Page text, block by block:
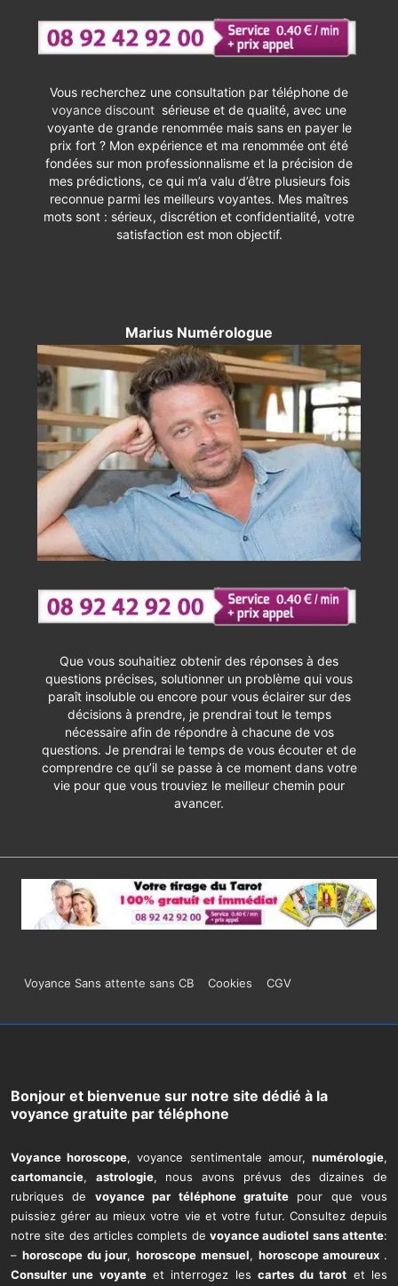
Vous recherchez une consultation par téléphone de
voyance discount sérieuse et de qualité, avec une
voyante de grande renommée mais sans en payer le
prix fort ? Mon expérience et ma renommée ont été
fondées sur mon professionnalisme et la précision de
mes prédictions, ce qui m’a valu d’être plusieurs fois
reconnue parmi les meilleurs voyantes. Mes maîtres
mots sont : sérieux, discrétion et confidentialité, votre
satisfaction est mon objectif.
Marius Numérologue
Que vous souhaitiez obtenir des réponses à des
questions précises, solutionner un problème qui vous
paraît insoluble ou encore pour vous éclairer sur des
décisions à prendre, je prendrai tout le temps
nécessaire afin de répondre à chacune de vos
questions. Je prendrai le temps de vous écouter et de
comprendre ce qu’il se passe à ce moment dans votre
vie pour que vous trouviez le meilleur chemin pour
avancer.
Menu
du
de
page
Voyance Sans attente sans CB Cookies CGV
Bonjour et bienvenue sur notre site dédié à la
voyance gratuite par téléphone
Voyance horoscope, voyance sentimentale amour,numérologie,
cartomancie, astrologie, nous avons prévus des dizaines de
rubriques de voyance par téléphone gratuitepour que vous
puissiez gérer au mieux votre vie et votre futur. Consultez depuis
notre site des articles complets de voyance audiotel sans attente:
– horoscope du jour, horoscope mensuel, horoscope amoureux .
Consulter une voyanteet interrogez les cartes du tarot et les